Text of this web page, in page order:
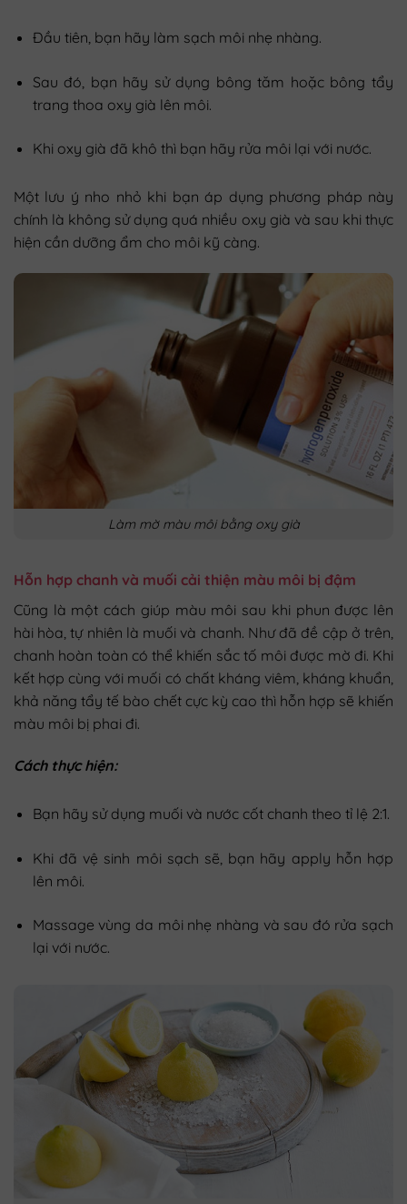
Đầu tiên, bạn hãy làm sạch môi nhẹ nhàng.
Sau đó, bạn hãy sử dụng bông tăm hoặc bông tẩy
trang thoa oxy già lên môi.
Khi oxy già đã khô thì bạn hãy rửa môi lại với nước.
Một lưu ý nho nhỏ khi bạn áp dụng phương pháp này
chính là không sử dụng quá nhiều oxy già và sau khi thực
hiện cần dưỡng ẩm cho môi kỹ càng.
Làm mờ màu môi bằng oxy già
Hỗn hợp chanh và muối cải thiện màu môi bị đậm
Cũng là một cách giúp màu môi sau khi phun được lên
hài hòa, tự nhiên là muối và chanh. Như đã đề cập ở trên,
chanh hoàn toàn có thể khiến sắc tố môi được mờ đi. Khi
kết hợp cùng với muối có chất kháng viêm, kháng khuẩn,
khả năng tẩy tế bào chết cực kỳ cao thì hỗn hợp sẽ khiến
màu môi bị phai đi.
Cách thực hiện:
Bạn hãy sử dụng muối và nước cốt chanh theo tỉ lệ 2:1.
Khi đã vệ sinh môi sạch sẽ, bạn hãy apply hỗn hợp
lên môi.
Massage vùng da môi nhẹ nhàng và sau đó rửa sạch
lại với nước.